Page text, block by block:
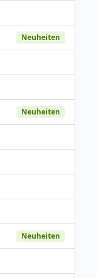
Neuheiten
Neuheiten
Neuheiten